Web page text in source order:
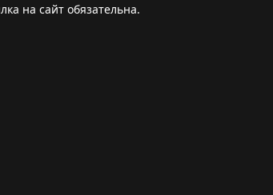
на сайт обязательна.